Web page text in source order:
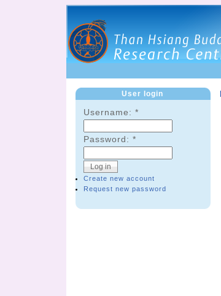
User login
Username: *
Password: *
Create new account
Request new password